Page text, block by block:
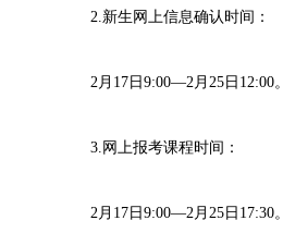
2.新生网上信息确认时间：
2月17日9:00—2月25日12:00。
3.网上报考课程时间：
2月17日9:00—2月25日17:30。